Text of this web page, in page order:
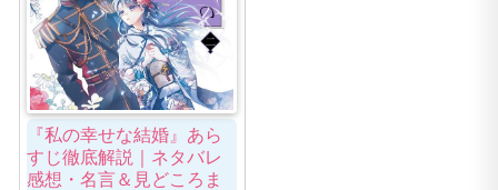
『私の幸せな結婚』あら
すじ徹底解説｜ネタバレ
感想・名言＆見どころま